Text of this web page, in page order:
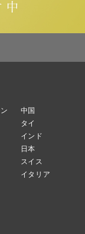
中国
タイ
インド
日本
スイス
イタリア